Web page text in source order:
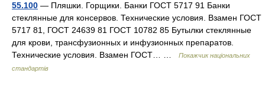
55.100 — Пляшки. Горщики. Банки ГОСТ 5717 91 Банки
стеклянные для консервов. Технические условия. Взамен ГОСТ
5717 81, ГОСТ 24639 81 ГОСТ 10782 85 Бутылки стеклянные
для крови, трансфузионных и инфузионных препаратов.
Технические условия. Взамен ГОСТ… …
Покажчик національних
стандартів